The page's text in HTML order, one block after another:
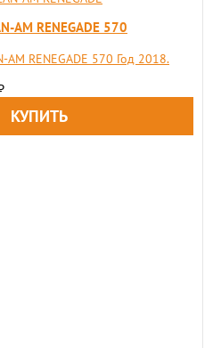
AM RENEGADE 570
AM RENEGADE 570 Год 2018.